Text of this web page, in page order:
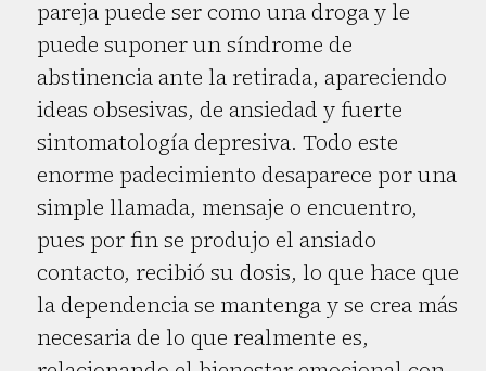
pareja puede ser como una droga y le
puede suponer un síndrome de
abstinencia ante la retirada, apareciendo
ideas obsesivas, de ansiedad y fuerte
sintomatología depresiva. Todo este
enorme padecimiento desaparece por una
simple llamada, mensaje o encuentro,
pues por fin se produjo el ansiado
contacto, recibió su dosis, lo que hace que
la dependencia se mantenga y se crea más
necesaria de lo que realmente es,